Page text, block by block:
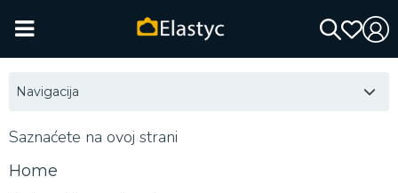
Navigacija
Saznaćete na ovoj strani
Home